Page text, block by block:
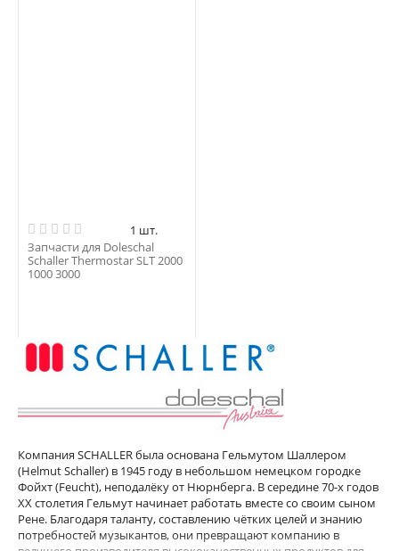
1 шт.
Запчасти для Doleschal
Schaller Thermostar SLT 2000
1000 3000
Компания SCHALLER была основана Гельмутом Шаллером
(Helmut Schaller) в 1945 году в небольшом немецком городке
Фойхт (Feucht), неподалёку от Нюрнберга. В середине 70-х годов
XX столетия Гельмут начинает работать вместе со своим сыном
Рене. Благодаря таланту, составлению чётких целей и знанию
потребностей музыкантов, они превращают компанию в